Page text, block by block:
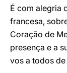
É com alegria
francesa,
Coração de
presença e a
vos a todos